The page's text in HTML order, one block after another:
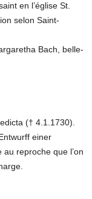
en l’église St.
selon Saint-
Bach, belle-
(† 4.1.1730).
einer
reproche que l’on